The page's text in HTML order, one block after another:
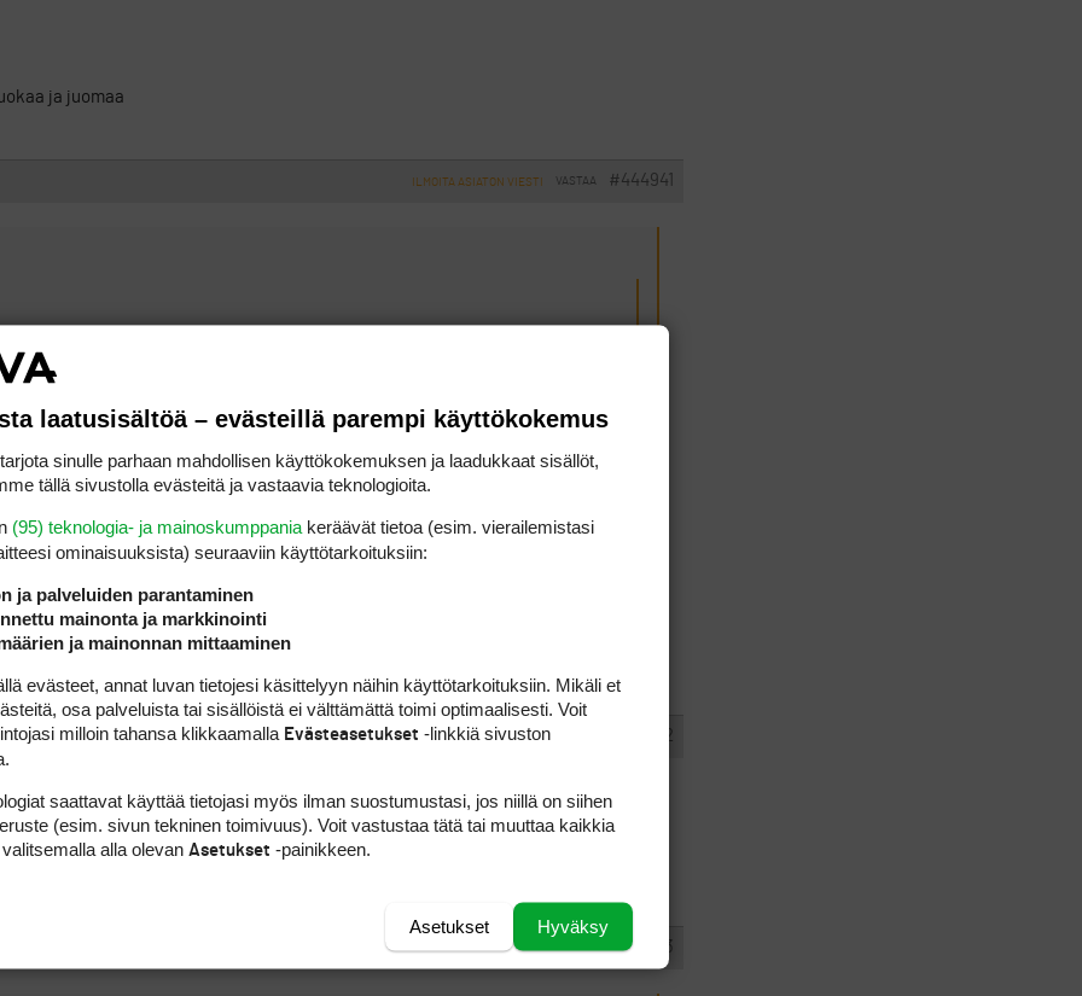
ja juomaa
#444941
VASTAA
ILMOITA ASIATON VIESTI
osakkaille( ml. prosop & pro)
eli kuka tuon erotuksen kattaa ja mistä rahoista?
offtopic
muut asiakkaat. tai voisihan sitä sanoa vaikka alennuksen saaneet
hinnan eroa yrittäjälle.
vain totesin että eräällä kentällä kentän aluella toimivien yrittäjien hinnat ovat
#444942
ILMOITA ASIATON VIESTI
2007 muutetun yhtiöjärjestyksen kautta avaamaan pelaavan osakkaan etuja ja
on esittämässä kevätyhtiökokoukselle (normaalisti peliohjesääntö hyväksytään
#444943
VASTAA
ILMOITA ASIATON VIESTI
laatusisältöä – evästeillä parempi käyttökokemus
sinulle parhaan mahdollisen käyttökokemuksen ja laadukkaat sisällöt,
tällä sivustolla evästeitä ja vastaavia teknologioita.
(95) teknologia- ja mainoskumppania keräävät tietoa (esim. vierailemis­tasi
ominaisuuk­sista) seuraaviin käyttötarkoituksiin:
ja palveluiden parantaminen
mainonta ja markkinointi
ja mainonnan mittaaminen
evästeet, annat luvan tietojesi käsittelyyn näihin käyttötarkoituksiin. Mikäli et
osa palveluista tai sisällöistä ei välttämättä toimi optimaalisesti. Voit
milloin tahansa klikkaamalla Evästeasetukset -linkkiä sivuston
saattavat käyttää tietojasi myös ilman suostumustasi, jos niillä on siihen
(esim. sivun tekninen toimivuus). Voit vastustaa tätä tai muuttaa kaikkia
alla olevan Asetukset -painikkeen.
Hyväksy
Asetukset